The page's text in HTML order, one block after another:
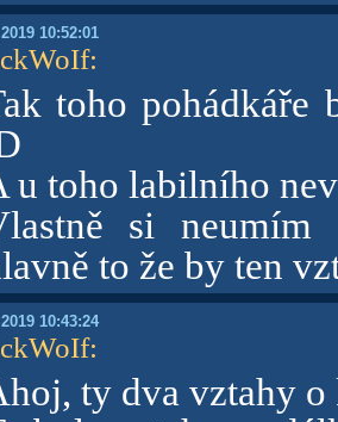
10:52:01
:
toho pohádkáře
u toho labilního
si
to že by ten
10:43:24
:
ty dva vztahy o